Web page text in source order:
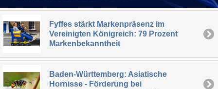
Fyffes stärkt Markenpräsenz im
Vereinigten Königreich: 79 Prozent
Markenbekanntheit
Baden-Württemberg: Asiatische
Hornisse - Förderung bei